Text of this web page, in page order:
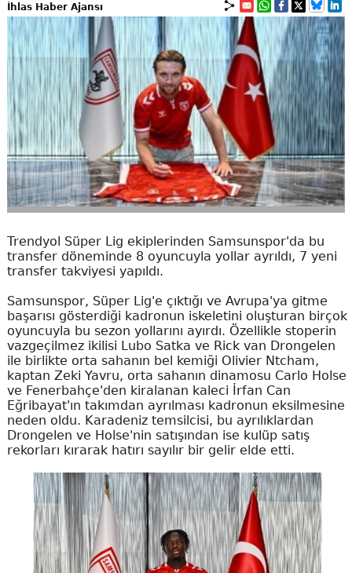
İhlas Haber Ajansı
Trendyol Süper Lig ekiplerinden Samsunspor'da bu
transfer döneminde 8 oyuncuyla yollar ayrıldı, 7 yeni
transfer takviyesi yapıldı.
Samsunspor, Süper Lig'e çıktığı ve Avrupa'ya gitme
başarısı gösterdiği kadronun iskeletini oluşturan birçok
oyuncuyla bu sezon yollarını ayırdı. Özellikle stoperin
vazgeçilmez ikilisi Lubo Satka ve Rick van Drongelen
ile birlikte orta sahanın bel kemiği Olivier Ntcham,
kaptan Zeki Yavru, orta sahanın dinamosu Carlo Holse
ve Fenerbahçe'den kiralanan kaleci İrfan Can
Eğribayat'ın takımdan ayrılması kadronun eksilmesine
neden oldu. Karadeniz temsilcisi, bu ayrılıklardan
Drongelen ve Holse'nin satışından ise kulüp satış
rekorları kırarak hatırı sayılır bir gelir elde etti.